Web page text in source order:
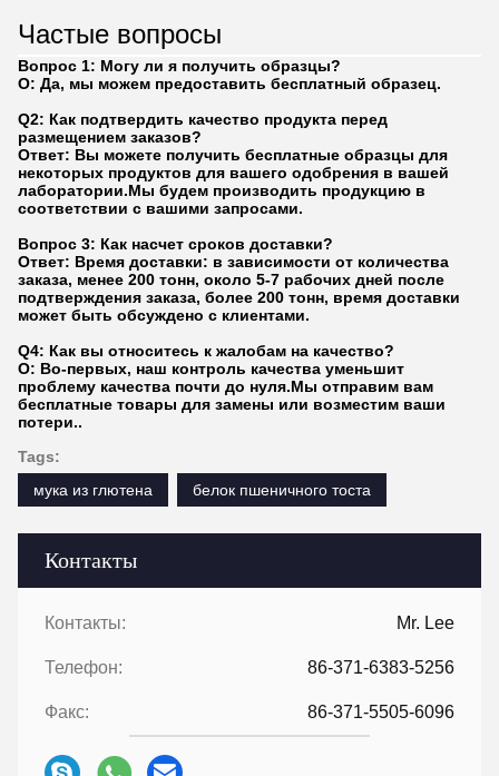
Контакты
Контакты: Mr. Lee
Телефон: 86-371-6383-5256
Факс: 86-371-5505-6096
Частые вопросы
Вопрос 1: Могу ли я получить образцы?
О: Да, мы можем предоставить бесплатный образец.
Q2: Как подтвердить качество продукта перед
размещением заказов?
Ответ: Вы можете получить бесплатные образцы для
некоторых продуктов для вашего одобрения в вашей
лаборатории.Мы будем производить продукцию в
соответствии с вашими запросами.
Вопрос 3: Как насчет сроков доставки?
Ответ: Время доставки: в зависимости от количества
заказа, менее 200 тонн, около 5-7 рабочих дней после
подтверждения заказа, более 200 тонн, время доставки
может быть обсуждено с клиентами.
Q4: Как вы относитесь к жалобам на качество?
О: Во-первых, наш контроль качества уменьшит
проблему качества почти до нуля.Мы отправим вам
бесплатные товары для замены или возместим ваши
потери..
Tags:
мука из глютена
белок пшеничного тоста